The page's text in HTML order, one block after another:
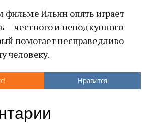
фильме Ильин опять играет
— честного и неподкупного
помогает несправедливо
человеку.
Нравится